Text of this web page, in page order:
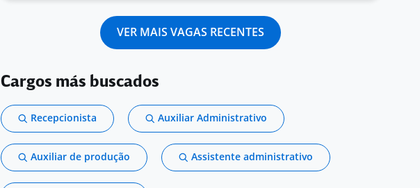
VER MAIS VAGAS RECENTES
Cargos más buscados
Recepcionista Auxiliar Administrativo
Auxiliar de produção Assistente administrativo